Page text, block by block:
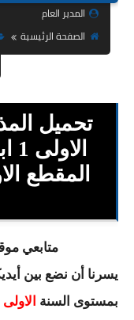
المدير العام
الصفحة الرئيسية
تحميل
المقطع
متابعي
يسرنا أن نضع بين
بمستوى السنة الاولى 1